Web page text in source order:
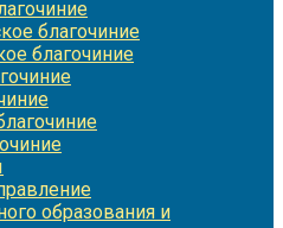
благочиние
благочиние
образования и